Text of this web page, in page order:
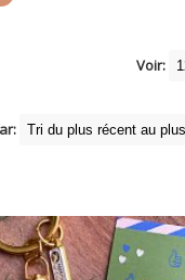
Voir: